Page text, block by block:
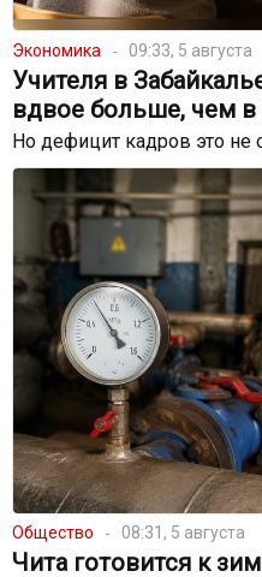
Экономика 09:33, 5 августа
Учителя в
вдвое больше, чем в
Но дефицит кадров это не
Общество 08:31, 5 августа
Чита готовится к